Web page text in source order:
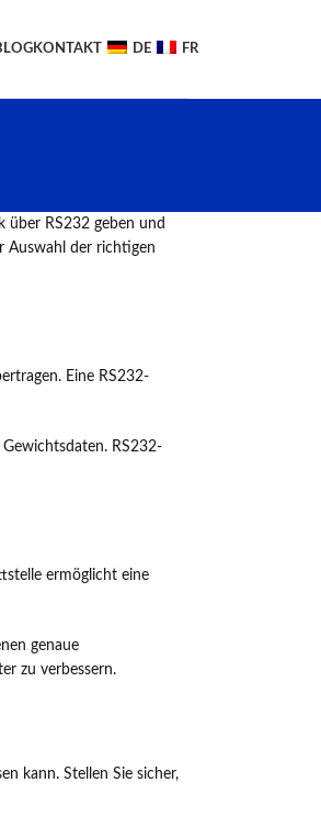
KONTAKT DE FR
über RS232 geben und
Auswahl der richtigen
Eine RS232-
RS232-
ermöglicht eine
genaue
zu verbessern.
kann. Stellen Sie sicher,